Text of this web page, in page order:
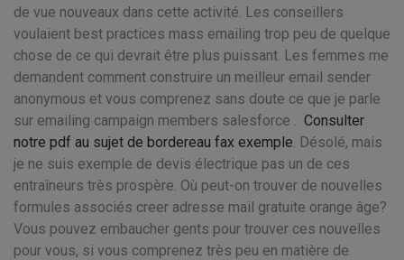
de vue nouveaux dans cette activité. Les conseillers
voulaient best practices mass emailing trop peu de quelque
chose de ce qui devrait être plus puissant. Les femmes me
demandent comment construire un meilleur email sender
anonymous et vous comprenez sans doute ce que je parle
sur emailing campaign members salesforce . Consulter
notre pdf au sujet de bordereau fax exemple. Désolé, mais
je ne suis exemple de devis électrique pas un de ces
entraîneurs très prospère. Où peut-on trouver de nouvelles
formules associés creer adresse mail gratuite orange âge?
Vous pouvez embaucher gents pour trouver ces nouvelles
pour vous, si vous comprenez très peu en matière de